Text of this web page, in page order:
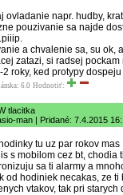
ovladanie napr. hudby,
pouzivanie sa najde
a chvalenie sa, su ok,
zatazi, si radsej pockam
2 roky, ked protypy
6.0 Hodnotiť:
tlacitka
man | Pridané: 7.4.2015
tu uz par rokov mas
s mobilom cez bt, chodia
sa ti alarmy a
od hodiniek necakas, ze
vtakov, tak pri